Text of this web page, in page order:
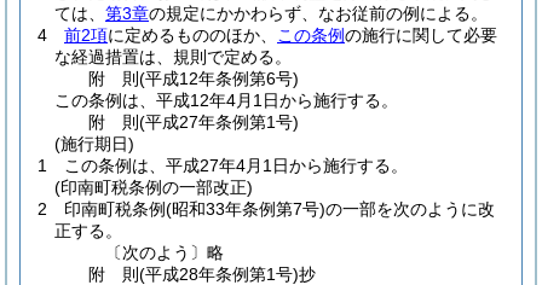
ては、 第3章の規定にかかわらず、なお従前の例による。
4
前2項に定めるもののほか、 この条例の施行に関して必要
な経過措置は、規則で定める。
附 則(平成12年条例第6号)
この条例は、平成12年4月1日から施行する。
附 則(平成27年条例第1号)
(施行期日)
1
この条例は、平成27年4月1日から施行する。
(印南町税条例の一部改正)
2
印南町税条例(昭和33年条例第7号)の一部を次のように改
正する。
〔次のよう〕略
附 則(平成28年条例第1号)抄